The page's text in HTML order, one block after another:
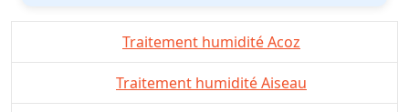
Traitement humidité Acoz
Traitement humidité Aiseau